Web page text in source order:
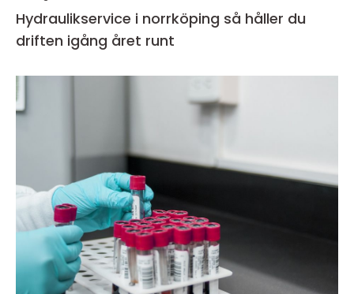
Hydraulikservice i norrköping så håller du
driften igång året runt